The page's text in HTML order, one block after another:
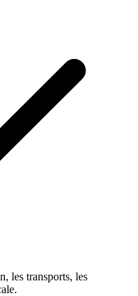
les transports, les